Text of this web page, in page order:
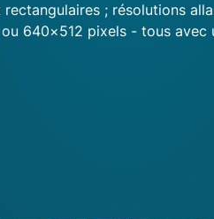
; résolutions
640×512 pixels - tous avec